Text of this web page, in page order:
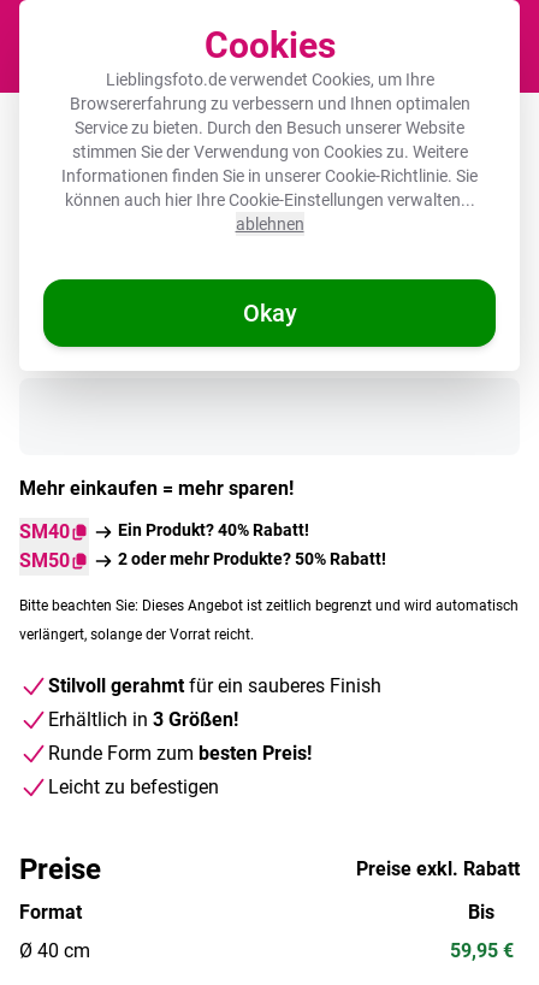
Cookies
Lieblingsfoto.de verwendet Cookies, um Ihre
Browsererfahrung zu verbessern und Ihnen optimalen
Service zu bieten. Durch den Besuch unserer Website
stimmen Sie der Verwendung von Cookies zu. Weitere
Informationen finden Sie in unsererCookie-Richtlinie. Sie
können auch hier Ihre Cookie-Einstellungen verwalten...
ablehnen
Okay
Runde Bilderrahmen - Vase - Blau -
Blockiert - Modern
Auf Lager
Mehr einkaufen = mehr sparen!
SM40
Ein Produkt? 40% Rabatt!
SM50 2 oder mehr Produkte? 50% Rabatt!
Bitte beachten Sie: Dieses Angebot ist zeitlich begrenzt und wird automatisch
verlängert, solange der Vorrat reicht.
Stilvoll gerahmtfür ein sauberes Finish
Erhältlich in 3 Größen!
Runde Form zum besten Preis!
Leicht zu befestigen
Preise
Preise exkl. Rabatt
Format
Ø 40 cm
Bis
59,95 €